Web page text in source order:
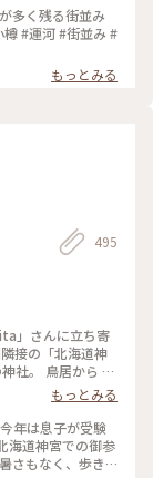
の絶景 #アートな
ント #ロマンチ
多く残る街並み
#運河 #街並み #
もっとみる
495
」さんに立ち寄
接の「北海道神
社。 鳥居から 神
とも清々しい。
ん中が太くて 米
。 フラヌイは、
一度、富良野で作
り巡れなかった
もっとみる
年は息子が受験
海道神宮での御参
さもなく、歩き